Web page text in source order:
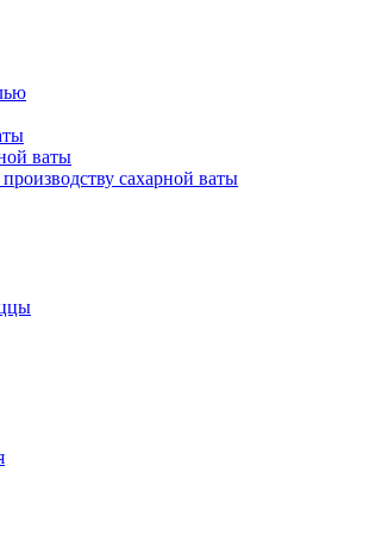
ваты
сахарной ваты